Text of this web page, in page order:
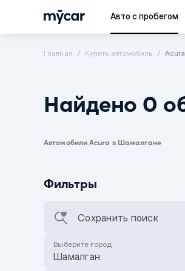
Авто с пробегом
Главная Купить автомобиль Acura
Найдено 0
Автомобили Acura в Шамалгане
Фильтры
Сохранить поиск
Выберите город
Шамалган